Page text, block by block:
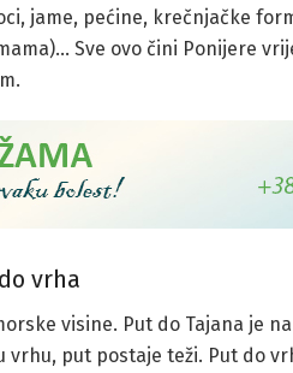
jame, pećine, krečnjačke
Sve ovo čini Ponijere
vrha
visine. Put do Tajana je
put postaje teži. Put do